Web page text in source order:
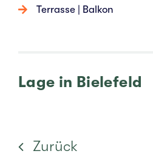
Ter­ras­se | Balkon
Lage in Bie­le­feld
Zurück